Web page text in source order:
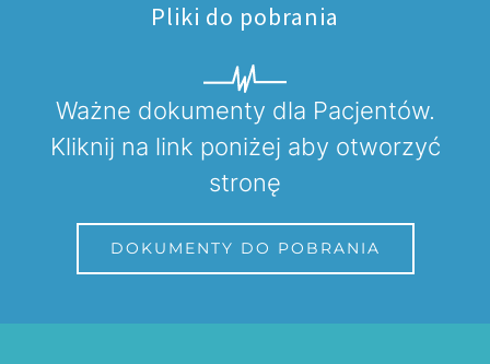
Pliki do pobrania
Ważne dokumenty dla Pacjentów.
Kliknij na link poniżej aby otworzyć
stronę
DOKUMENTY DO POBRANIA